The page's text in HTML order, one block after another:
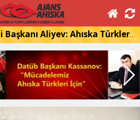
Ahıska Türkleri, Gürcistan'a dönmek istiyor